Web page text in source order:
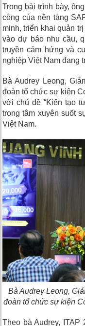
Trong bài trình bày,
công của nền tảng
minh, triển khai quản
vào dự báo nhu cầu,
truyền cảm hứng và
nghiệp Việt Nam đang
Bà Audrey Leong,
đoàn tổ chức sự kiện
với chủ đề “Kiến tạo
trọng tâm xuyên suốt
Việt Nam.
Bà Audrey Leong,
đoàn tổ chức sự kiện
Theo bà Audrey, ITAP